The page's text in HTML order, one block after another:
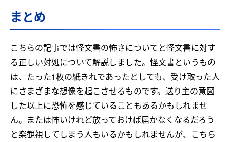
まとめ
こちらの記事では怪文書の怖さについてと怪文書に対す
る正しい対処について解説しました。怪文書というもの
は、たった1枚の紙きれであったとしても、受け取った人
にさまざまな想像を起こさせるものです。送り主の意図
した以上に恐怖を感じていることもあるかもしれませ
ん。または怖いけれど放っておけば届かなくなるだろう
と楽観視してしまう人もいるかもしれませんが、こちら